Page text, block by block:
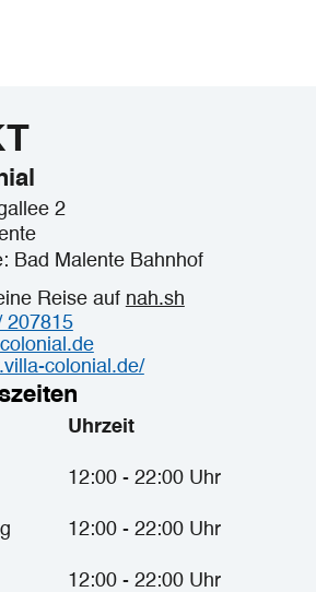
2
Bad Malente Bahnhof
Reise auf nah.sh
207815
colonial.de/
Uhrzeit
12:00 - 22:00 Uhr
12:00 - 22:00 Uhr
12:00 - 22:00 Uhr